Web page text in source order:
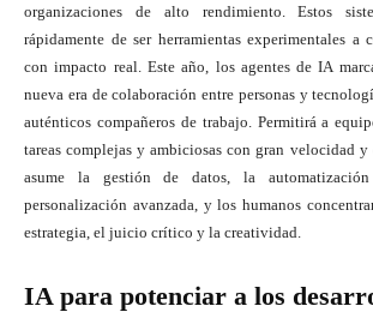
organizaciones de alto rendimiento. Estos
rápidamente de ser herramientas experimentales a
con impacto real. Este año, los agentes de IA
nueva era de colaboración entre personas y
auténticos compañeros de trabajo. Permitirá a
tareas complejas y ambiciosas con gran velocidad y
asume la gestión de datos, la
personalización avanzada, y los humanos
estrategia, el juicio crítico y la creatividad.
IA para potenciar a los